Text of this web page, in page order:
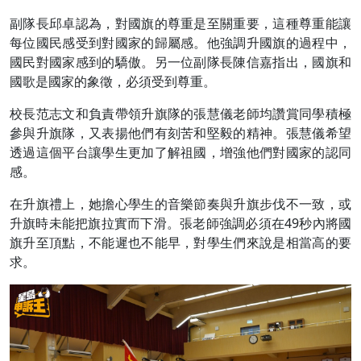
副隊長邱卓認為，對國旗的尊重是至關重要，這種尊重能讓
每位國民感受到對國家的歸屬感。他強調升國旗的過程中，
國民對國家感到的驕傲。另一位副隊長陳信嘉指出，國旗和
國歌是國家的象徵，必須受到尊重。
校長范志文和負責帶領升旗隊的張慧儀老師均讚賞同學積極
參與升旗隊，又表揚他們有刻苦和堅毅的精神。張慧儀希望
透過這個平台讓學生更加了解祖國，增強他們對國家的認同
感。
在升旗禮上，她擔心學生的音樂節奏與升旗步伐不一致，或
升旗時未能把旗拉實而下滑。張老師強調必須在49秒內將國
旗升至頂點，不能遲也不能早，對學生們來說是相當高的要
求。